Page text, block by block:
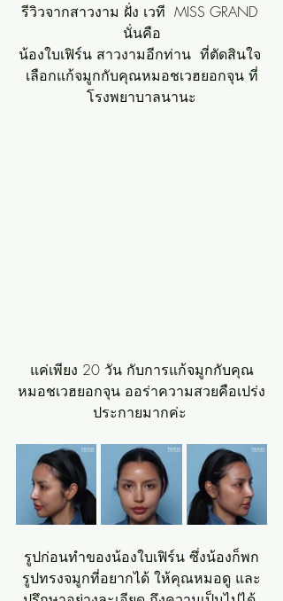
รีวิวจากสาวงาม ฝั่ง เวที  MISS GRAND
นั่นคือ
น้องใบเฟิร์น สาวงามอีกท่าน  ที่ตัดสินใจ
เลือกแก้จมูกกับคุณหมอชเวฮยอกจุน ที่
โรงพยาบาลนานะ
แค่เพียง 20 วัน กับการแก้จมูกกับคุณ
หมอชเวฮยอกจุน ออร่าความสวยคือเปร่ง
ประกายมากค่ะ
รูปก่อนทำของน้องใบเฟิร์น ซึ่งน้องก็พก
รูปทรงจมูกที่อยากได้ ให้คุณหมอดู และ